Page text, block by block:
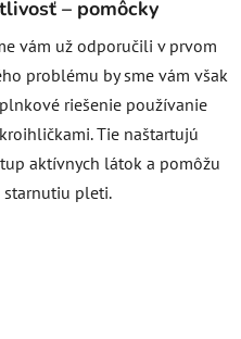
– pomôcky
vám už odporučili v prvom
problému by sme vám však
riešenie používanie
Tie naštartujú
aktívnych látok a pomôžu
pleti.